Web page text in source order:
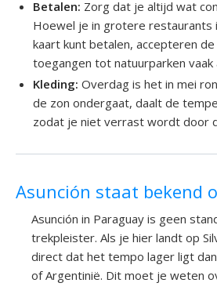
Betalen: Zorg dat je altijd wat
Hoewel je in grotere restaurants
kaart kunt betalen, accepteren
toegangen tot natuurparken vaak
Kleding: Overdag is het in mei
de zon ondergaat, daalt de
zodat je niet verrast wordt door
Asunción staat bekend
Asunción in Paraguay is geen
trekpleister. Als je hier landt op
direct dat het tempo lager ligt
of Argentinië. Dit moet je weten